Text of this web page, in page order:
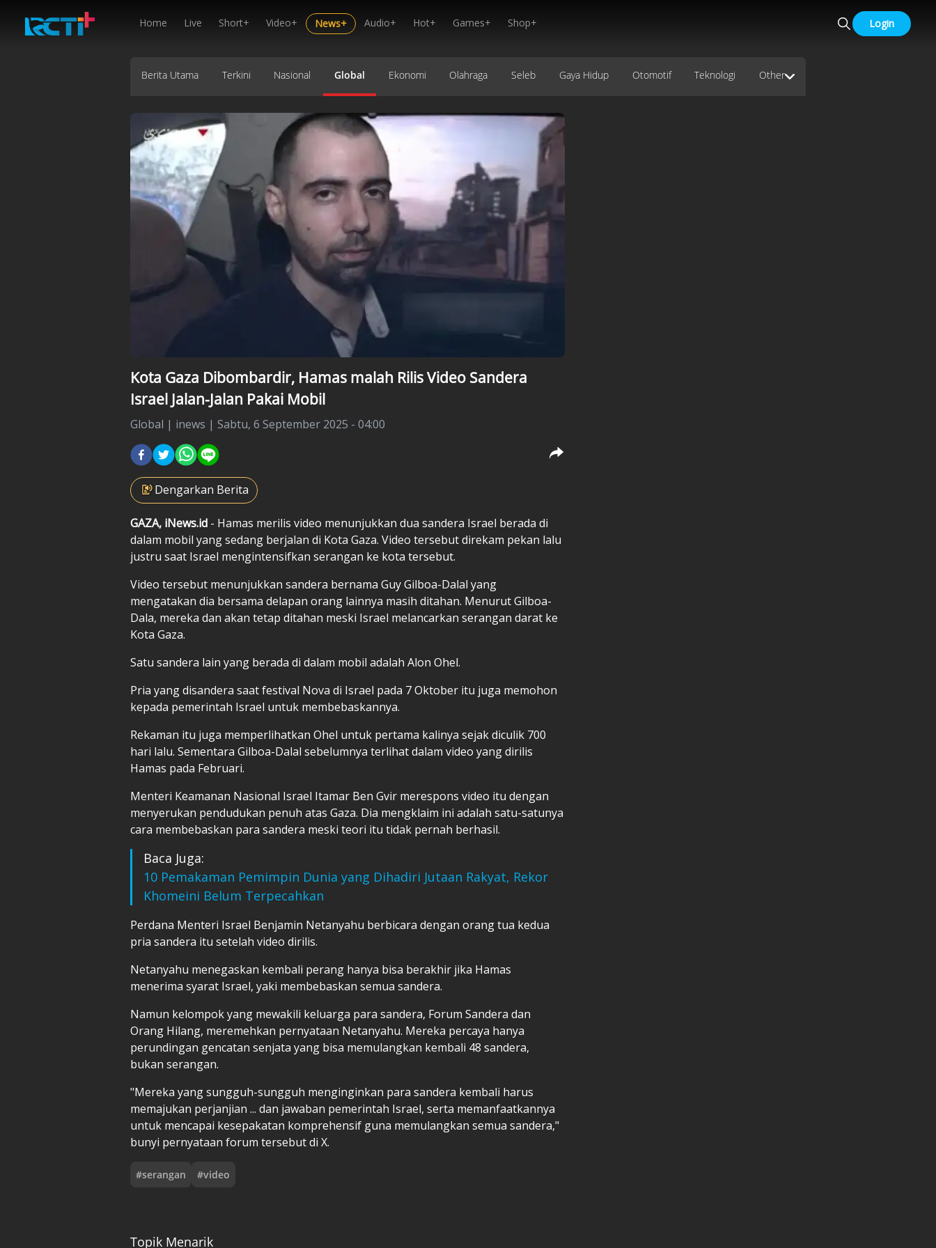
Home Live Short+ Video+ News+ Audio+ Hot+ Games+ Shop+ Login
Berita Utama Terkini Nasional Global Ekonomi Olahraga Seleb Gaya Hidup Otomotif Teknologi Other
Kota Gaza Dibombardir, Hamas malah Rilis Video Sandera
Israel Jalan-Jalan Pakai Mobil
Global | inews | Sabtu, 6 September 2025 - 04:00
Dengarkan Berita
GAZA, iNews.id - Hamas merilis video menunjukkan dua sandera Israel berada di
dalam mobil yang sedang berjalan di Kota Gaza. Video tersebut direkam pekan lalu
justru saat Israel mengintensifkan serangan ke kota tersebut.
Video tersebut menunjukkan sandera bernama Guy Gilboa-Dalal yang
mengatakan dia bersama delapan orang lainnya masih ditahan. Menurut Gilboa-
Dala, mereka dan akan tetap ditahan meski Israel melancarkan serangan darat ke
Kota Gaza.
Satu sandera lain yang berada di dalam mobil adalah Alon Ohel.
Pria yang disandera saat festival Nova di Israel pada 7 Oktober itu juga memohon
kepada pemerintah Israel untuk membebaskannya.
Rekaman itu juga memperlihatkan Ohel untuk pertama kalinya sejak diculik 700
hari lalu. Sementara Gilboa-Dalal sebelumnya terlihat dalam video yang dirilis
Hamas pada Februari.
Menteri Keamanan Nasional Israel Itamar Ben Gvir merespons video itu dengan
menyerukan pendudukan penuh atas Gaza. Dia mengklaim ini adalah satu-satunya
cara membebaskan para sandera meski teori itu tidak pernah berhasil.
Baca Juga:
10 Pemakaman Pemimpin Dunia yang Dihadiri Jutaan Rakyat, Rekor
Khomeini Belum Terpecahkan
Perdana Menteri Israel Benjamin Netanyahu berbicara dengan orang tua kedua
pria sandera itu setelah video dirilis.
Netanyahu menegaskan kembali perang hanya bisa berakhir jika Hamas
menerima syarat Israel, yaki membebaskan semua sandera.
Namun kelompok yang mewakili keluarga para sandera, Forum Sandera dan
Orang Hilang, meremehkan pernyataan Netanyahu. Mereka percaya hanya
perundingan gencatan senjata yang bisa memulangkan kembali 48 sandera,
bukan serangan.
"Mereka yang sungguh-sungguh menginginkan para sandera kembali harus
memajukan perjanjian ... dan jawaban pemerintah Israel, serta memanfaatkannya
untuk mencapai kesepakatan komprehensif guna memulangkan semua sandera,"
bunyi pernyataan forum tersebut di X.
#serangan #video
Topik Menarik